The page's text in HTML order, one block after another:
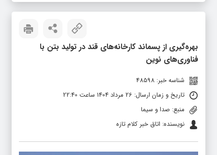
بهره‌‌گیری از پسماند کارخانه‌‌های قند در تولید بتن با
فناوری‌های نوین
شناسه خبر: 48598
تاریخ و زمان ارسال: 26 مرداد 1404 ساعت 22:40
منبع: صدا و سیما
نویسنده: اتاق خبر کلام تازه